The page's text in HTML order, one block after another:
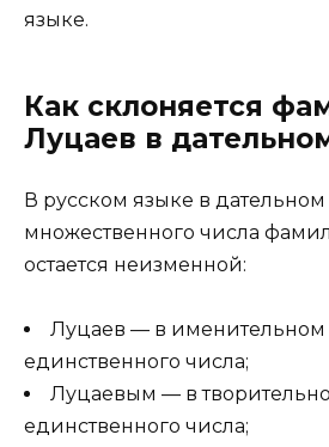
языке.
Как склоняется
Луцаев в
В русском языке в
множественного числа
остается неизменной:
Луцаев — в
единственного числа;
Луцаевым — в
единственного числа;